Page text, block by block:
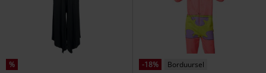
% -18%
Borduursel